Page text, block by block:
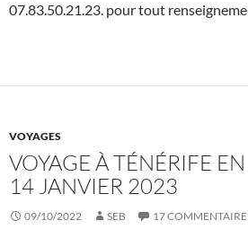
07.83.50.21.23. pour tout
VOYAGES
VOYAGE À TÉNÉRIFE
14 JANVIER 2023
09/10/2022 SEB 17